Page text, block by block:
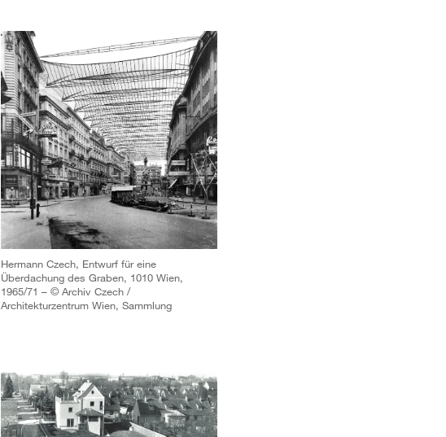
Hermann Czech, Entwurf für eine
Überdachung des Graben, 1010 Wien,
1965/71 – © Archiv Czech /
Architekturzentrum Wien, Sammlung